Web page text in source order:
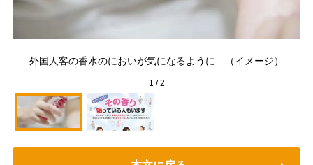
外国人客の香水のにおいが気になるように…（イメージ）
1 /2